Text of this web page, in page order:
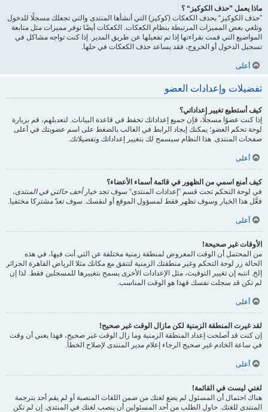
ماذا يعمل ”حذف الكوكيز“ ؟
”حذف الكوكيز“ يحذف الكعكات (كوكيز) التي أنشأها المنتدى والتي تجعلك مسجلًا للدخول
وتلغي بعض المميزات المرتبطة بنظام الكعكات. الكعكات أيضًا توفر مميزات مثل متابعة
المواضيع التي قمت بقراءتها إذا تم تفعيلها عن طريق المدير. إذا كنت تواجه مشاكل في
تسجيل الدخول أو الخروج، فقد يساعد حذف الكعكات في حلها.
أعلى
تفضيلات وإعدادات العضو
كيف أستطيع تغيير إعداداتي؟
إذا كنت عضوًا مسجلًا، فإن جميع إعداداتك تحفظ في قاعدة البيانات. لتعديلهم، قم بزيارة
لوحة تحكم العضو؛ يمكنك إيجاد الرابط في الغالب بالضغط على اسم عضويتك في أعلى
صفحات المنتدى. هذا النظام سيسمح لك بتغيير إعداداتك وتفضيلاتك.
أعلى
كيف أمنع اسمي من الظهور في قائمة أسماء الأعضاء؟
في لوحة التحكم تحت قسم ”إعدادات المنتدى“ سوف تجد خيارأخف حالتي في المنتدى،
فعَّل هذا الخيار وسوف تظهر فقط لمسؤول الموقع أو لنفسك. سوف تعدّ مشتركا مختفيا.
أعلى
الأوقات غير صحيحة!
من المحتمل أن الوقت المعروض لمنطقة زمنية مختلفة عن التي أنت فيها، في هذه
الحالة زر لوحة التحكم وغير منطقتك الزمنية لتتفق مع مكانك مثلا الرياض القاهرة الجزائر
إلخ. انتبه إن تغيير التوقيت، مثل الإعدادات الأخرى يسمح بتغييرها للمسجلين فقط. لذا إن
لم تكن قد سجلت نفسك فهذا هو الوقت المناسب.
أعلى
لقد غيرت المنطقة الزمنية لكن مازال الوقت غير صحيح!
إن كنت قد أصلحت إعداد المنطقة الزمنية وما زال الوقت غير صحيح، فهذا يعني أن وقت
في ساعة الخادم غير صحيح الرجاء إعلام مدير المنتدى لإصلاح الخطأ.
أعلى
لغتي ليست في القائمة!
هناك احتمال أن المسئول لم يضع لغتك من ضمن اللغات المنصبة أو لم يقم أحد بترجمة
المنتدى للغتك. حاول الطلب من أحد المسئولين أن ينصب لغتك في المنتدى. إن لم تكن